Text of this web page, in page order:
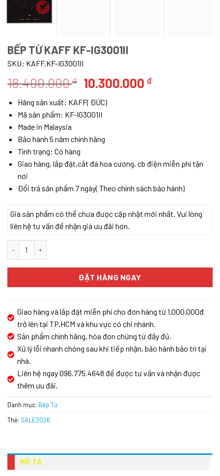
BẾP TỪ KAFF KF-IG3001II
SKU: KAFF.KF-IG3001II
18.400.000₫ Giá
gốc
là:
18.400.000 ₫.
10.300.000 ₫Giá
Hãng sản xuất: KAFF( ĐỨC)
Mã sản phẩm: KF-IG3001II
Made in Malaysia
Bảo hành 5 năm chính hãng
Tình trạng: Có hàng
Giao hàng, lắp đặt,cắt đá hoa cương, cb điện miễn phí tận
nơi
Đổi trả sản phẩm 7 ngày( Theo chính sách bảo hành)
Giá sản phẩm có thể chưa được cập nhật mới nhất. Vui lòng
liên hệ tư vấn để nhận giá ưu đãi hơn.
ĐẶT HÀNG NGAY
Giao hàng và lắp đặt miễn phí cho đơn hàng từ 1.000.000đ
trở lên tại TP.HCM và khu vực có chi nhánh.
Sản phẩm chính hãng, hóa đơn chứng từ đầy đủ.
Xử lý lỗi nhanh chóng sau khi tiếp nhận, bảo hành bảo trì tại
nhà.
Liên hệ ngay 096.775.4648 để được tư vấn và nhận được
thêm ưu đãi.
Danh mục: Bếp Từ
Thẻ: SALE2026
MÔ TẢ